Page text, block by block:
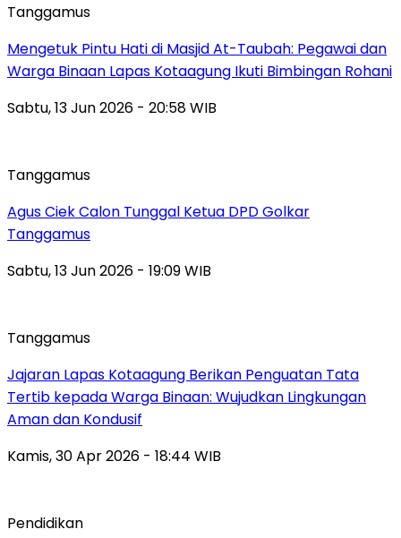
Tanggamus
Mengetuk Pintu Hati di Masjid At-Taubah: Pegawai dan
Warga Binaan Lapas Kotaagung Ikuti Bimbingan Rohani
Sabtu, 13 Jun 2026 - 20:58 WIB
Tanggamus
Agus Ciek Calon Tunggal Ketua DPD Golkar
Tanggamus
Sabtu, 13 Jun 2026 - 19:09 WIB
Tanggamus
Jajaran Lapas Kotaagung Berikan Penguatan Tata
Tertib kepada Warga Binaan: Wujudkan Lingkungan
Aman dan Kondusif
Kamis, 30 Apr 2026 - 18:44 WIB
Pendidikan